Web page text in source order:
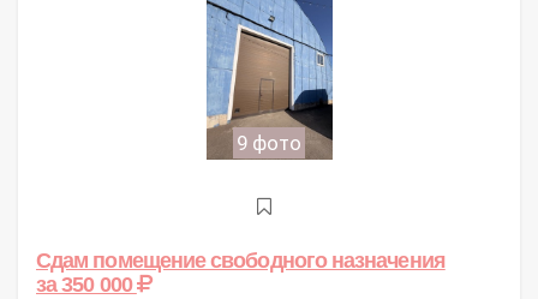
9 фото
Сдам помещение свободного назначения
за 350 000